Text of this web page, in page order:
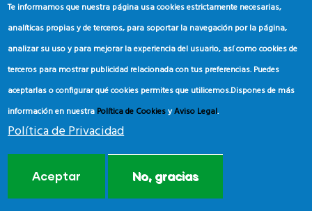
Te informamos que nuestra página usa cookies estrictamente necesarias,
analíticas propias y de terceros, para soportar la navegación por la página,
analizar su uso y para mejorar la experiencia del usuario, así como cookies de
terceros para mostrar publicidad relacionada con tus preferencias. Puedes
aceptarlas o configurar qué cookies permites que utilicemos.Dispones de más
información en nuestra Política de CookiesyAviso Legal.
Política de Privacidad
Aceptar No, gracias